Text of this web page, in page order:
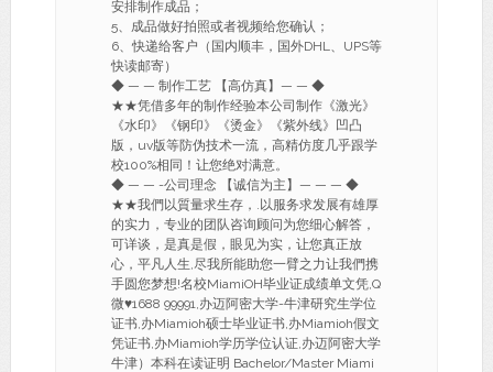
安排制作成品；
5、成品做好拍照或者视频给您确认；
6、快递给客户（国内顺丰，国外DHL、UPS等
快读邮寄）
◆ — — 制作工艺 【高仿真】— — ◆
★★凭借多年的制作经验本公司制作《激光》
《水印》《钢印》《烫金》《紫外线》凹凸
版，uv版等防伪技术一流，高精仿度几乎跟学
校100%相同！让您绝对满意。
◆ — — -公司理念 【诚信为主】— — — ◆
★★我們以質量求生存，.以服务求发展有雄厚
的实力，专业的团队咨询顾问为您细心解答，
可详谈，是真是假，眼见为实，让您真正放
心，平凡人生,尽我所能助您一臂之力让我們携
手圆您梦想!名校MiamiOH毕业证成绩单文凭,Q
微♥1688 99991,办迈阿密大学-牛津研究生学位
证书,办Miamioh硕士毕业证书,办Miamioh假文
凭证书,办Miamioh学历学位认证,办迈阿密大学
牛津）本科在读证明 Bachelor/Master Miami